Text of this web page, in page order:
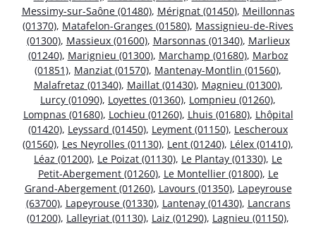
Messimy-sur-Saône (01480), Mérignat (01450), Meillonnas
(01370), Matafelon-Granges (01580), Massignieu-de-Rives
(01300), Massieux (01600), Marsonnas (01340), Marlieux
(01240), Marignieu (01300), Marchamp (01680), Marboz
(01851), Manziat (01570), Mantenay-Montlin (01560),
Malafretaz (01340), Maillat (01430), Magnieu (01300),
Lurcy (01090), Loyettes (01360), Lompnieu (01260),
Lompnas (01680), Lochieu (01260), Lhuis (01680), Lhôpital
(01420), Leyssard (01450), Leyment (01150), Lescheroux
(01560), Les Neyrolles (01130), Lent (01240), Lélex (01410),
Léaz (01200), Le Poizat (01130), Le Plantay (01330), Le
Petit-Abergement (01260), Le Montellier (01800), Le
Grand-Abergement (01260), Lavours (01350), Lapeyrouse
(63700), Lapeyrouse (01330), Lantenay (01430), Lancrans
(01200), Lalleyriat (01130), Laiz (01290), Lagnieu (01150),